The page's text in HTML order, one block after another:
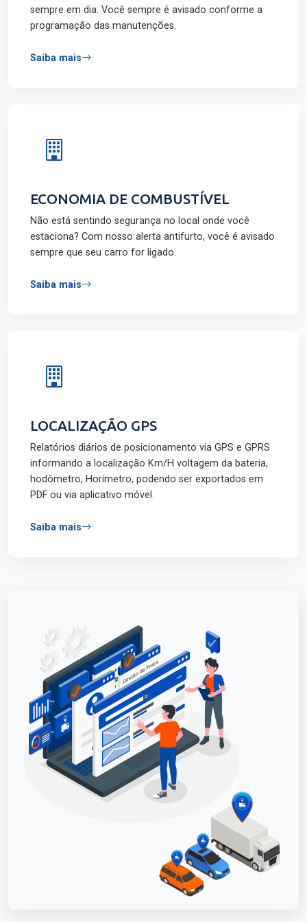
sempre em dia. Você sempre é avisado conforme a
programação das manutenções.
Saiba mais
ECONOMIA DE COMBUSTÍVEL
Não está sentindo segurança no local onde você
estaciona? Com nosso alerta antifurto, você é avisado
sempre que seu carro for ligado.
Saiba mais
LOCALIZAÇÃO GPS
Relatórios diários de posicionamento via GPS e GPRS
informando a localização Km/H voltagem da bateria,
hodômetro, Horímetro, podendo ser exportados em
PDF ou via aplicativo móvel.
Saiba mais